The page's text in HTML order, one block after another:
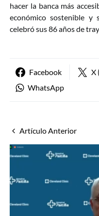
hacer la banca más
económico sostenible y
celebró sus 86 años de
Facebook X
WhatsApp
Artículo Anterior